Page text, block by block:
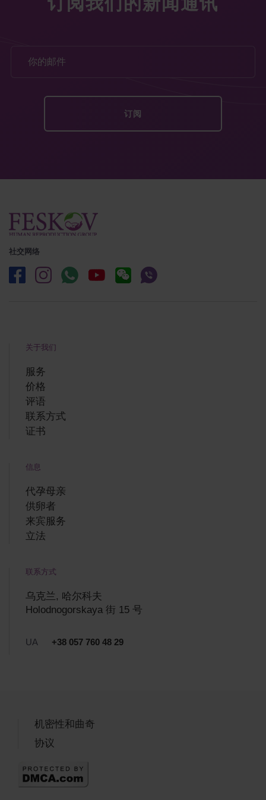
订阅我们的新闻通讯
社交网络
关于我们
服务
价格
评语
联系方式
证书
信息
代孕母亲
供卵者
来宾服务
立法
联系方式
乌克兰, 哈尔科夫
Holodnogorskaya 街 15 号
UA +38 057 760 48 29
机密性和曲奇
协议